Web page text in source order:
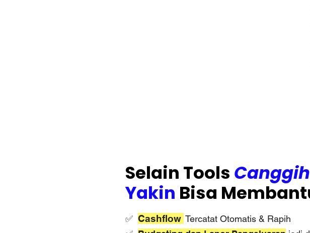
Selain Tools Canggih
Yakin Bisa
✅ Cashflow Tercatat Otomatis & Rapih